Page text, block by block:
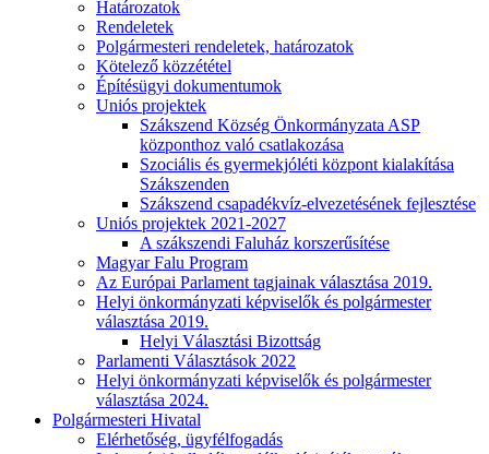
Határozatok
Rendeletek
Polgármesteri rendeletek, határozatok
Kötelező közzététel
Építésügyi dokumentumok
Uniós projektek
Szákszend Község Önkormányzata ASP
központhoz való csatlakozása
Szociális és gyermekjóléti központ kialakítása
Szákszenden
Szákszend csapadékvíz-elvezetésének fejlesztése
Uniós projektek 2021-2027
A szákszendi Faluház korszerűsítése
Magyar Falu Program
Az Európai Parlament tagjainak választása 2019.
Helyi önkormányzati képviselők és polgármester
választása 2019.
Helyi Választási Bizottság
Parlamenti Választások 2022
Helyi önkormányzati képviselők és polgármester
választása 2024.
Polgármesteri Hivatal
Elérhetőség, ügyfélfogadás